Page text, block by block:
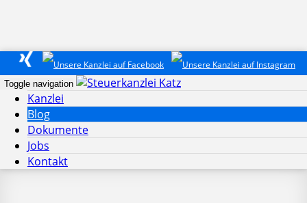
Toggle navigation
Kanzlei
Blog
Dokumente
Jobs
Kontakt